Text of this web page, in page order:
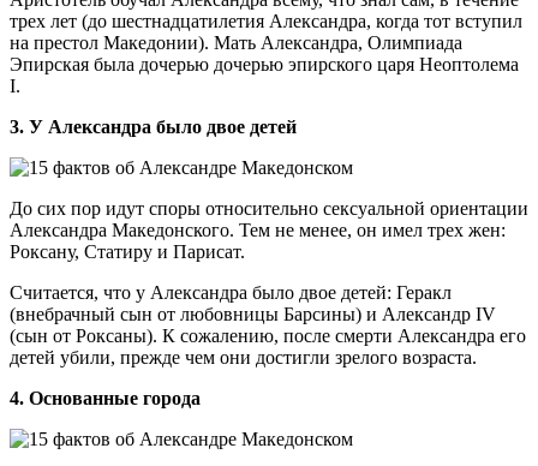
трех лет (до шестнадцатилетия Александра, когда тот вступил
на престол Македонии). Мать Александра, Олимпиада
Эпирская была дочерью дочерью эпирского царя Неоптолема
I.
3. У Александра было двое детей
До сих пор идут споры относительно сексуальной ориентации
Александра Македонского. Тем не менее, он имел трех жен:
Роксану, Статиру и Парисат.
Считается, что у Александра было двое детей: Геракл
(внебрачный сын от любовницы Барсины) и Александр IV
(сын от Роксаны). К сожалению, после смерти Александра его
детей убили, прежде чем они достигли зрелого возраста.
4. Основанные города